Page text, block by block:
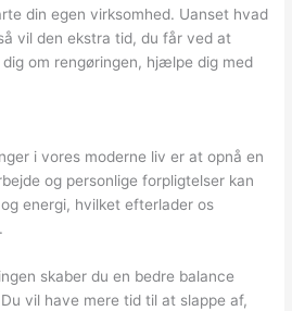
din egen virksomhed. Uanset hvad
vil den ekstra tid, du får ved at
om rengøringen, hjælpe dig med
i vores moderne liv er at opnå en
og personlige forpligtelser kan
energi, hvilket efterlader os
skaber du en bedre balance
vil have mere tid til at slappe af,